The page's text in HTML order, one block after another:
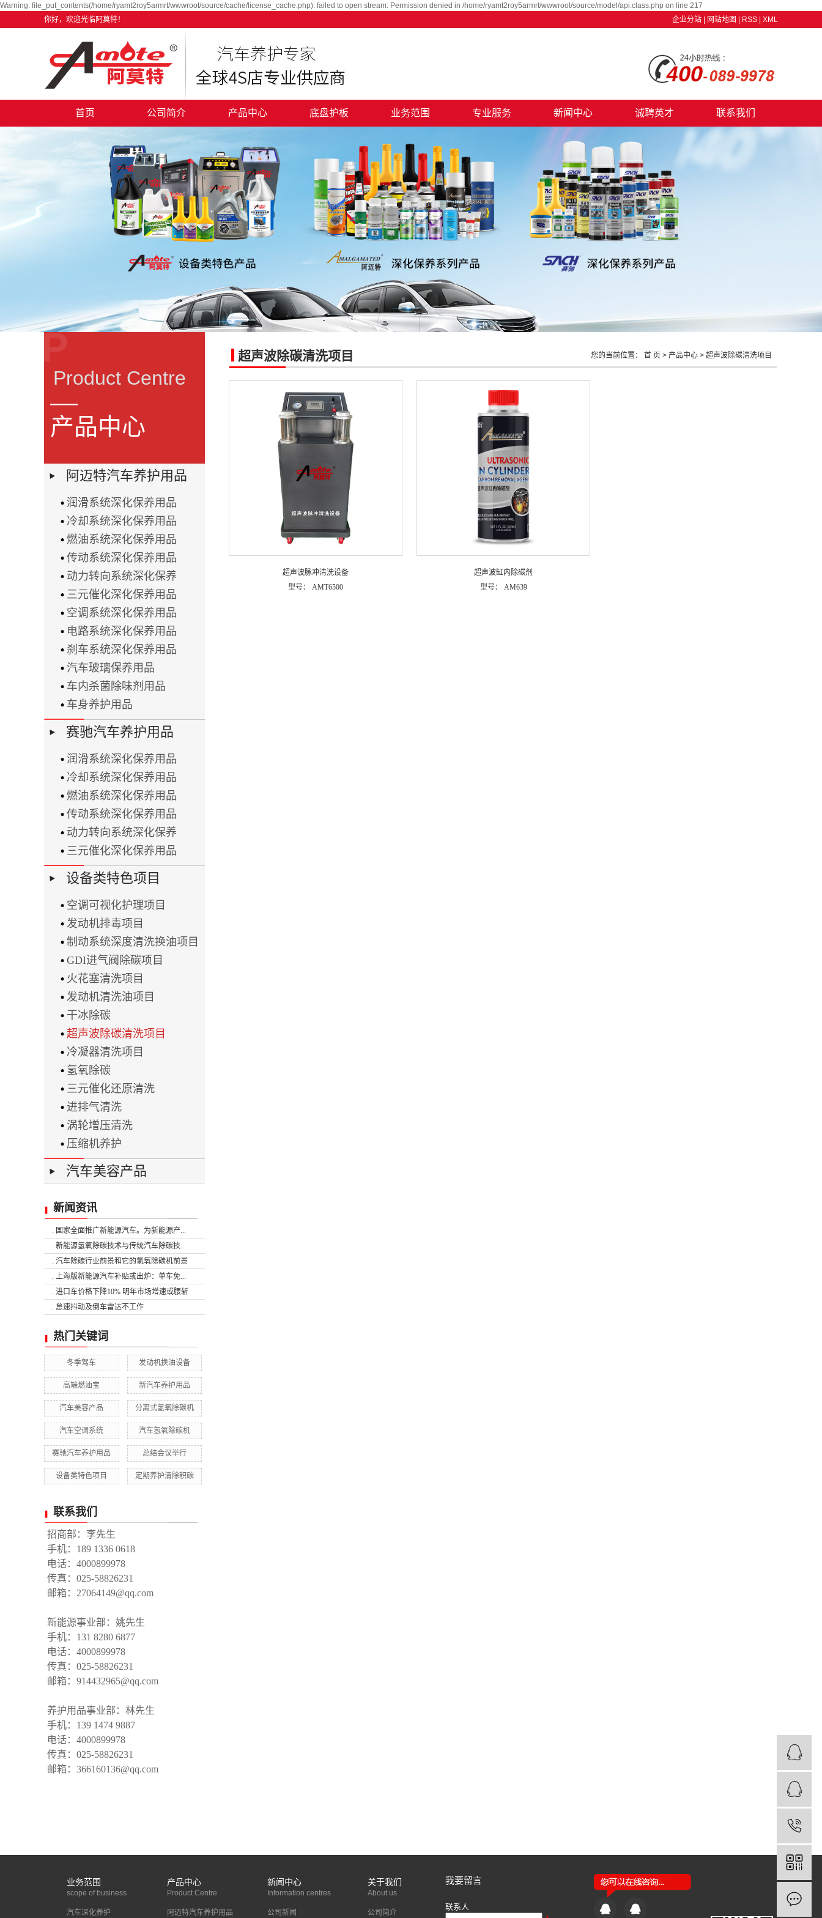
Warning: file_put_contents(/home/ryamt2roy5armrt/wwwroot/source/cache/license_cache.php): failed to open stream: Permission denied in /home/ryamt2roy5armrt/wwwroot/source/model/api.class.php on line 217
你好，欢迎光临阿莫特！
企业分站 网站地图 RSS XML
首页 公司简介
公司简介
企业文化
资质荣誉
厂房面貌
走进阿莫特
合作加盟
产品中心
赛驰汽车养护用品
设备类特色项目
汽车美容产品
底盘护板 业务范围
汽车特色养护
汽车美容外包
汽车礼品定制
电子商务
专业服务 新闻中心
行业资讯
技术资讯
养护知识
诚聘英才 联系我们
Product Centre
产品中心
P
阿迈特汽车养护用品
润滑系统深化保养用品
冷却系统深化保养用品
燃油系统深化保养用品
传动系统深化保养用品
动力转向系统深化保养
三元催化深化保养用品
空调系统深化保养用品
电路系统深化保养用品
刹车系统深化保养用品
汽车玻璃保养用品
车内杀菌除味剂用品
车身养护用品
赛驰汽车养护用品
润滑系统深化保养用品
冷却系统深化保养用品
燃油系统深化保养用品
传动系统深化保养用品
动力转向系统深化保养
三元催化深化保养用品
设备类特色项目
空调可视化护理项目
发动机排毒项目
制动系统深度清洗换油项目
GDI进气阀除碳项目
火花塞清洗项目
发动机清洗油项目
干冰除碳
超声波除碳清洗项目
冷凝器清洗项目
氢氧除碳
三元催化还原清洗
进排气清洗
涡轮增压清洗
压缩机养护
汽车美容产品
新闻资讯
. 国家全面推广新能源汽车。为新能源产...
. 新能源氢氧除碳技术与传统汽车除碳技...
. 汽车除碳行业前景和它的氢氧除碳机前景
. 上海版新能源汽车补贴或出炉：单车免...
. 进口车价格下降10% 明年市场增速或腰斩
. 怠速抖动及倒车雷达不工作
热门关键词
冬季驾车 发动机换油设备
高端燃油宝 新汽车养护用品
汽车美容产品 分离式氢氧除碳机
汽车空调系统 汽车氢氧除碳机
赛驰汽车养护用品 总结会议举行
设备类特色项目 定期养护清除积碳
联系我们
招商部：李先生
手机：189 1336 0618
电话：4000899978
传真：025-58826231
邮箱：27064149@qq.com
新能源事业部：姚先生
手机：131 8280 6877
电话：4000899978
传真：025-58826231
邮箱：914432965@qq.com
养护用品事业部：林先生
手机：139 1474 9887
电话：4000899978
传真：025-58826231
邮箱：366160136@qq.com
超声波除碳清洗项目 您的当前位置： 首 页 > 产品中心 > 超声波除碳清洗项目
超声波脉冲清洗设备
型号：
AMT6500
超声波缸内除碳剂
型号：
AM639
业务范围
scope of business
汽车深化养护
产品中心
Product Centre
阿迈特汽车养护用品
新闻中心
Information centres
公司新闻
关于我们
About us
公司简介
我要留言
联系人